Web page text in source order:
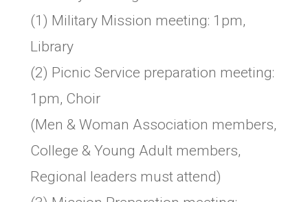
(1) Military Mission meeting: 1pm,
Library
(2) Picnic Service preparation meeting:
1pm, Choir
(Men & Woman Association members,
College & Young Adult members,
Regional leaders must attend)